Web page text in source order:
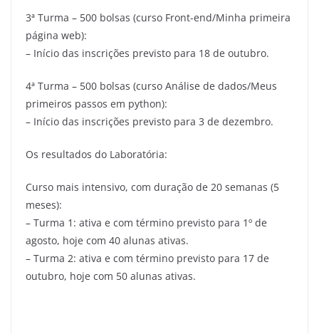
3ª Turma – 500 bolsas (curso Front-end/Minha primeira
página web):
– Início das inscrições previsto para 18 de outubro.
4ª Turma – 500 bolsas (curso Análise de dados/Meus
primeiros passos em python):
– Início das inscrições previsto para 3 de dezembro.
Os resultados do Laboratória:
Curso mais intensivo, com duração de 20 semanas (5
meses):
– Turma 1: ativa e com término previsto para 1º de
agosto, hoje com 40 alunas ativas.
– Turma 2: ativa e com término previsto para 17 de
outubro, hoje com 50 alunas ativas.